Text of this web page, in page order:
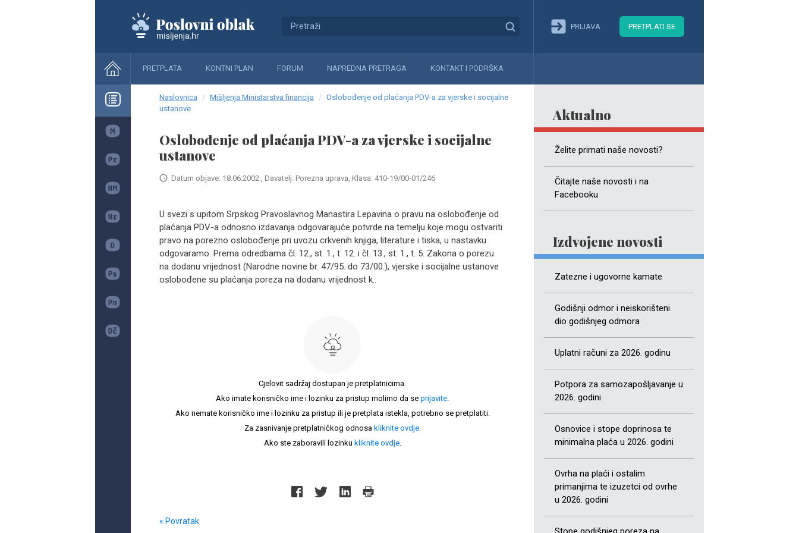
PRIJAVA PRETPLATI SE
PRETPLATA KONTNI PLAN FORUM NAPREDNA PRETRAGA KONTAKT I PODRŠKA
Aktualno
Želite primati naše novosti?
Čitajte naše novosti i na
Facebooku
Izdvojene novosti
Zatezne i ugovorne kamate
Godišnji odmor i neiskorišteni
dio godišnjeg odmora
Uplatni računi za 2026. godinu
Potpora za samozapošljavanje u
2026. godini
Osnovice i stope doprinosa te
minimalna plaća u 2026. godini
Ovrha na plaći i ostalim
primanjima te izuzetci od ovrhe
u 2026. godini
Naslovnica Mišljenja Ministarstva financija
Oslobođenje od plaćanja PDV-a za vjerske i socijalne
ustanove
Oslobođenje od plaćanja PDV-a za vjerske i socijalne
ustanove
Datum objave: 18.06.2002., Davatelj: Porezna uprava, Klasa: 410-19/00-01/246
U svezi s upitom Srpskog Pravoslavnog Manastira Lepavina o pravu na oslobođenje od
plaćanja PDV-a odnosno izdavanja odgovarajuće potvrde na temelju koje mogu ostvariti
pravo na porezno oslobođenje pri uvozu crkvenih knjiga, literature i tiska, u nastavku
odgovaramo. Prema odredbama čl. 12., st. 1., t. 12. i čl. 13., st. 1., t. 5. Zakona o porezu
na dodanu vrijednost (Narodne novine br. 47/95. do 73/00.), vjerske i socijalne ustanove
oslobođene su plaćanja poreza na dodanu vrijednost k..
Cjelovit sadržaj dostupan je pretplatnicima.
Ako imate korisničko ime i lozinku za pristup molimo da se prijavite.
Ako nemate korisničko ime i lozinku za pristup ili je pretplata istekla, potrebno se pretplatiti.
Za zasnivanje pretplatničkog odnosa kliknite ovdje.
Ako ste zaboravili lozinku kliknite ovdje.
« Povratak